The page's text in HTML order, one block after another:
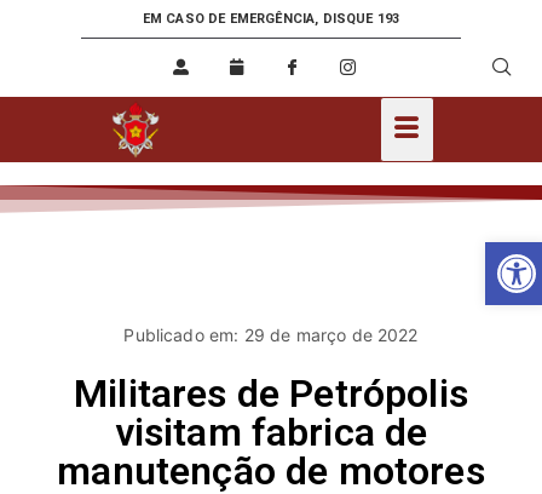
EM CASO DE EMERGÊNCIA, DISQUE 193
Publicado em: 29 de março de 2022
Militares de Petrópolis
visitam fabrica de
manutenção de motores